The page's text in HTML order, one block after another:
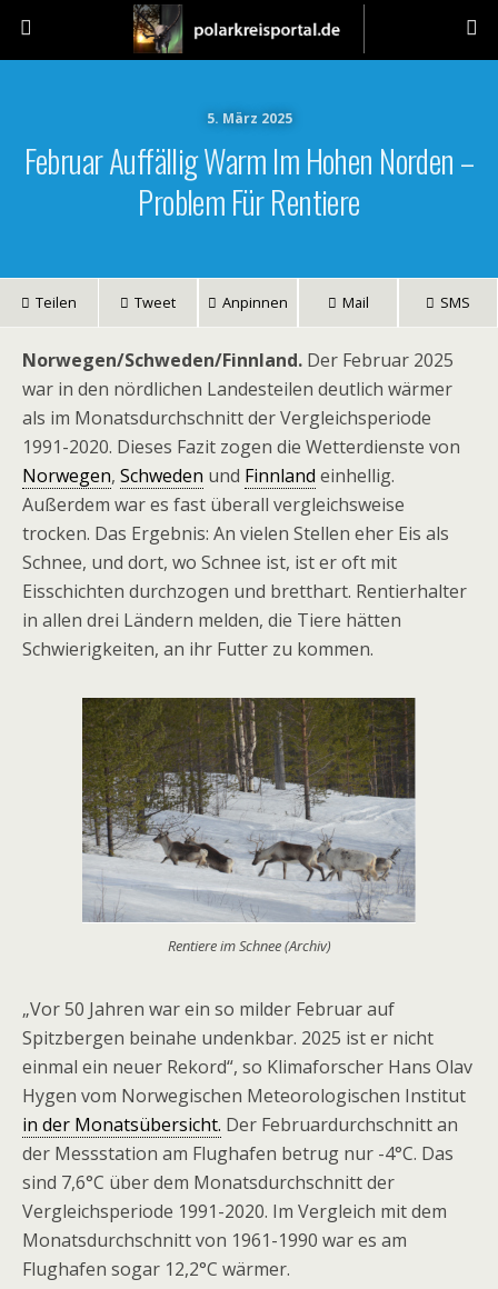
5. März 2025
Februar Auffällig Warm Im Hohen Norden –
Problem Für Rentiere
Teilen Tweet Anpinnen Mail SMS
Norwegen/Schweden/Finnland. Der Februar 2025
war in den nördlichen Landesteilen deutlich wärmer
als im Monatsdurchschnitt der Vergleichsperiode
1991-2020. Dieses Fazit zogen die Wetterdienste von
Norwegen, Schweden und Finnland einhellig.
Außerdem war es fast überall vergleichsweise
trocken. Das Ergebnis: An vielen Stellen eher Eis als
Schnee, und dort, wo Schnee ist, ist er oft mit
Eisschichten durchzogen und bretthart. Rentierhalter
in allen drei Ländern melden, die Tiere hätten
Schwierigkeiten, an ihr Futter zu kommen.
Rentiere im Schnee (Archiv)
„Vor 50 Jahren war ein so milder Februar auf
Spitzbergen beinahe undenkbar. 2025 ist er nicht
einmal ein neuer Rekord“, so Klimaforscher Hans Olav
Hygen vom Norwegischen Meteorologischen Institut
in der Monatsübersicht. Der Februardurchschnitt an
der Messstation am Flughafen betrug nur -4°C. Das
sind 7,6°C über dem Monatsdurchschnitt der
Vergleichsperiode 1991-2020. Im Vergleich mit dem
Monatsdurchschnitt von 1961-1990 war es am
Flughafen sogar 12,2°C wärmer.